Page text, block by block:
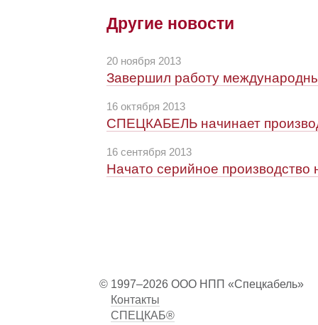
Другие новости
20 ноября 2013
Завершил работу
16 октября 2013
СПЕЦКАБЕЛЬ начинает
16 сентября 2013
Начато серийное производство
© 1997–2026 ООО НПП «Спецкабель»
Контакты
СПЕЦКАБ®